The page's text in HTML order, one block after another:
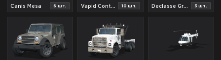
Canis Mesa 6 шт. Vapid Contender 10 шт. Declasse Granger Unmarked 3 шт.